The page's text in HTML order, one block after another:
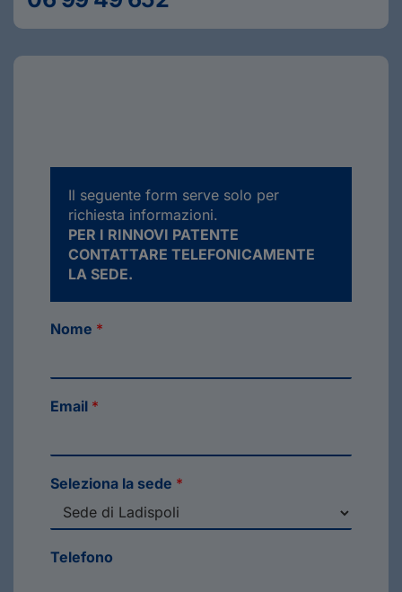
Il seguente form serve solo per
richiesta informazioni.
PER I RINNOVI PATENTE
CONTATTARE TELEFONICAMENTE
LA SEDE.
Nome *
Email *
Seleziona la sede *
Telefono